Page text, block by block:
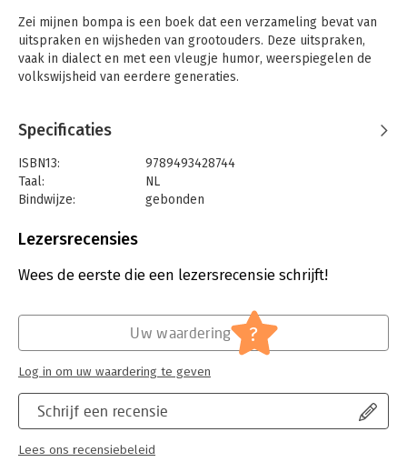
​Zei mijnen bompa is een boek dat een verzameling bevat van
uitspraken en wijsheden van grootouders. Deze uitspraken,
vaak in dialect en met een vleugje humor, weerspiegelen de
volkswijsheid van eerdere generaties.
Specificaties
ISBN13:
9789493428744
Taal:
NL
Bindwijze:
gebonden
Uitgever:
Verschijningsdatum:
22-5-2025
Lezersrecensies
Wees de eerste die een lezersrecensie schrijft!
Schrijf een recensie
Lees ons recensiebeleid
Uw waardering ?
Log in om uw waardering te geven